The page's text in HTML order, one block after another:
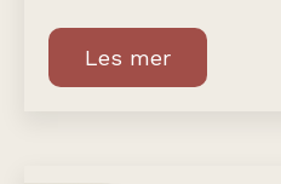
Les mer